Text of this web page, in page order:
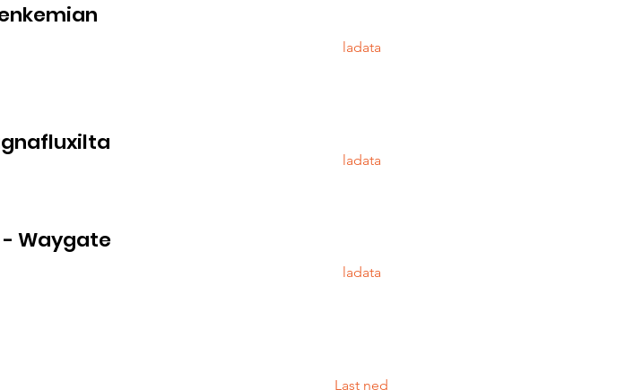
ladata
ladata
Waygate
ladata
Last ned